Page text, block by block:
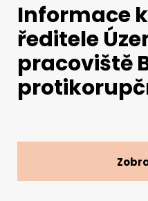
Daně
Mezinárodní
Informace
ředitele
pracoviště